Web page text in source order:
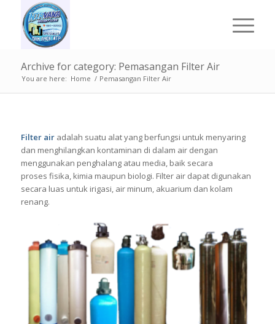
Archive for category: Pemasangan Filter Air
You are here: Home / Pemasangan Filter Air
Filter airadalah suatu alat yang berfungsi untuk menyaring
dan menghilangkan kontaminan di dalam air dengan
menggunakan penghalang atau media, baik secara
proses fisika, kimia maupun biologi. Filter air dapat digunakan
secara luas untuk irigasi, air minum, akuarium dan kolam
renang.